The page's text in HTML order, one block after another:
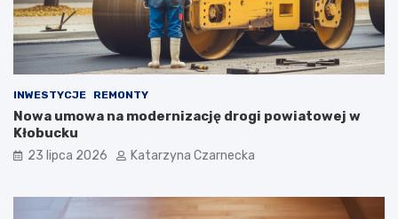
h
w
K
r
a
k
o
w
e
INWESTYCJE REMONTY
Nowa umowa na modernizację drogi powiatowej w
Kłobucku
23 lipca 2026 Katarzyna Czarnecka